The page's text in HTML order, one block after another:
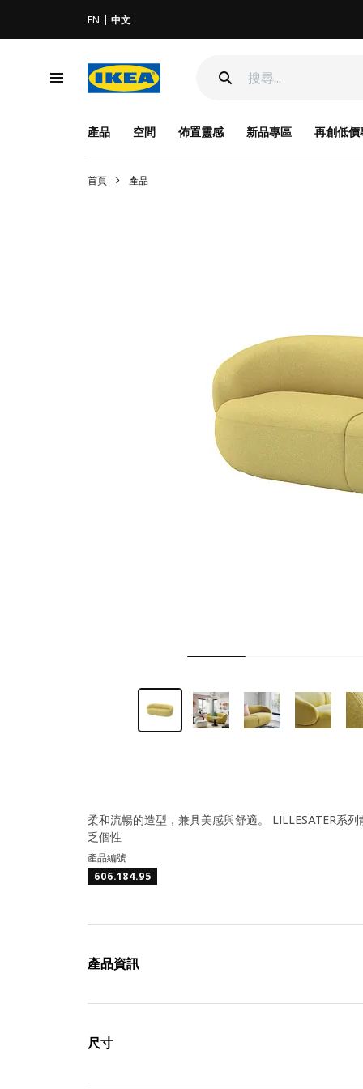
EN 中文
產品 空間 佈置靈感 新品專區 再創低價
首頁 產品
柔和流暢的造型，兼具美感與舒適。 LILLESÄTER
乏個性
產品編號
606.184.95
產品資訊
尺寸